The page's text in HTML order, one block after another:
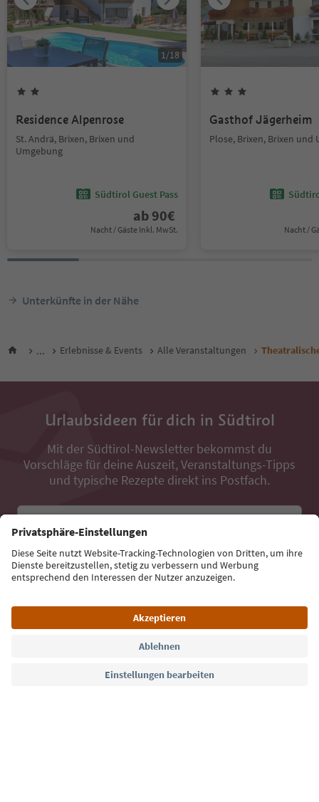
1 /18
Residence Alpenrose
St. Andrä, Brixen, Brixen und
Umgebung
Südtirol Guest Pass
ab 90€
Nacht / Gäste Inkl. MwSt.
Gasthof Jägerheim
Plose, Brixen, Brixen und
Nacht /
Unterkünfte in der Nähe
... Erlebnisse & Events Alle Veranstaltungen
Urlaubsideen für dich in Südtirol
Mit der Südtirol-Newsletter bekommst du
Vorschläge für deine Auszeit, Veranstaltungs-Tipps
und typische Rezepte direkt ins Postfach.
Jetzt anmelden